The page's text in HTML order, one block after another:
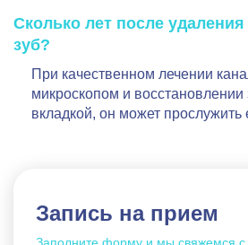
Сколько лет после
зуб?
При качественном лечении
микроскопом и восстановлении
вкладкой, он может прослужить
Запись на прием